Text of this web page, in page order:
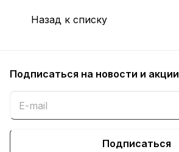
Назад к списку
Подписаться на новости и акции
Подписаться